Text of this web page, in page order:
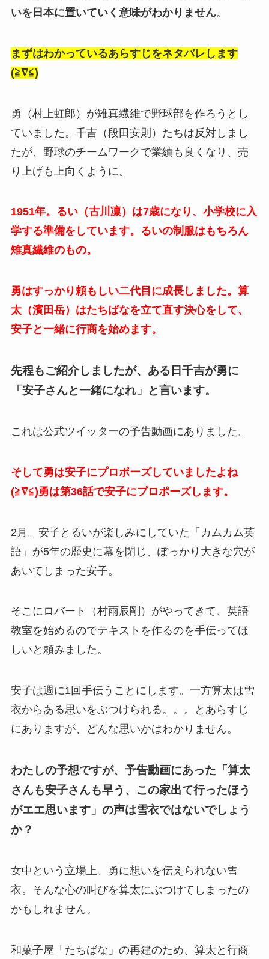
いを日本に置いていく意味がわかりません。
まずはわかっているあらすじをネタバレします
(≧∇≦)
勇（村上虹郎）が雉真繊維で野球部を作ろうとし
ていました。千吉（段田安則）たちは反対しまし
たが、野球のチームワークで業績も良くなり、売
り上げも上向くように。
1951年。るい（古川凛）は7歳になり、小学校に入
学する準備をしています。るいの制服はもちろん
雉真繊維のもの。
勇はすっかり頼もしい二代目に成長しました。 算
太（濱田岳）はたちばなを立て直す決心をして、
安子と一緒に行商を始めます。
先程もご紹介しましたが、ある日千吉が勇に
「安子さんと一緒になれ」と言います。
これは公式ツイッターの予告動画にありました。
そして勇は安子にプロポーズしていましたよね
(≧∇≦)勇は第36話で安子にプロポーズします。
2月。安子とるいが楽しみにしていた「カムカム英
語」が5年の歴史に幕を閉じ、ぽっかり大きな穴が
あいてしまった安子。
そこにロバート（村雨辰剛）がやってきて、英語
教室を始めるのでテキストを作るのを手伝ってほ
しいと頼みました。
安子は週に1回手伝うことにします。一方算太は雪
衣からある思いをぶつけられる。。。とあらすじ
にありますが、どんな思いかはわかりません。
わたしの予想ですが、予告動画にあった「算太
さんも安子さんも早う、この家出て行ったほう
がエエ思います」の声は雪衣ではないでしょう
か？
女中という立場上、勇に想いを伝えられない雪
衣。そんな心の叫びを算太にぶつけてしまったの
かもしれません。
和菓子屋「たちばな」の再建のため、算太と行商